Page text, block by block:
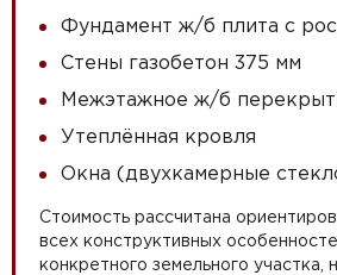
Фундамент ж/б плита с
Стены газобетон 375 мм
Межэтажное ж/б
Утеплённая кровля
Окна (двухкамерные
Стоимость рассчитана
всех конструктивных
конкретного земельного участка,